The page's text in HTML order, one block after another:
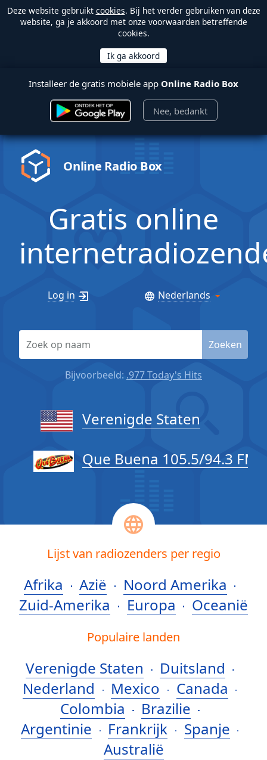
Deze website gebruikt cookies. Bij het verder gebruiken van deze
website, ga je akkoord met onze voorwaarden betreffende
cookies.
Installeer de gratis mobiele app Online Radio Box
Nee, bedankt
Online Radio Box
Gratis online
Nederlands
Log in
Zoeken
Bijvoorbeeld: .977 Today's Hits
Verenigde Staten
Que Buena 105.5/94.3 FM
Lijst van radiozenders per regio
Afrika Azië
Noord Amerika
Zuid-Amerika
Europa Oceanië
Populaire landen
Verenigde Staten
Duitsland
Nederland
Mexico
Canada
Colombia
Brazilie
Argentinie
Frankrijk
Spanje
Australië